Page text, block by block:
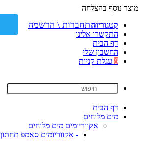
מוצר נוסף בהצלחה
קטגוריות
התקשרו אלינו
דף הבית
החשבון שלי
0 עגלת קניות
דף הבית
מים מלוחים
אקווריומים מים מלוחים
- אקווריומים סאמפ תחתון
התחברות \ הרשמה